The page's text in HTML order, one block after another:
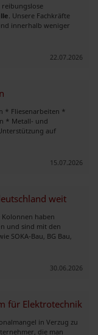
reibungslose
. Unsere Fachkräfte
innerhalb weniger
22.07.2026
* Fliesenarbeiten *
* Metall- und
auf
15.07.2026
weit
Kolonnen haben
n und sind mit den
SOKA-Bau, BG Bau,
30.06.2026
für Elektrotechnik
in Verzug zu
die man